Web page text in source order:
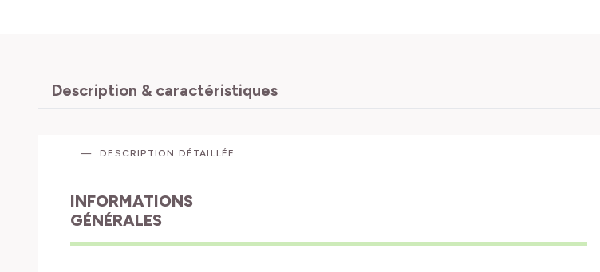
Description & caractéristiques
DESCRIPTION DÉTAILLÉE
INFORMATIONS
GÉNÉRALES